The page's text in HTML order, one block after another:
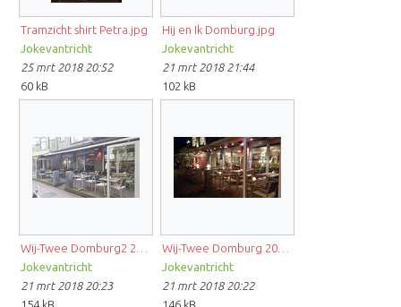
Tramzicht shirt Petra.jpg
Jokevantricht
25 mrt 2018 20:52
60 kB
Hij en Ik Domburg.jpg
Jokevantricht
21 mrt 2018 21:44
102 kB
Jokevantricht
21 mrt 2018 20:23
Jokevantricht
21 mrt 2018 20:22